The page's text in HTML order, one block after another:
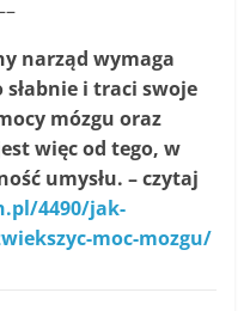
narząd wymaga
i traci swoje
mózgu oraz
więc od tego, w
umysłu. – czytaj
4490/jak-
moc-mozgu/